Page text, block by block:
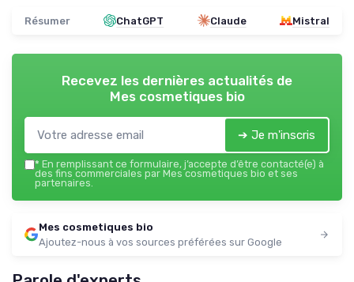
Résumer ChatGPT Claude Mistral
Recevez les dernières actualités de
Mes cosmetiques bio
➔ Je m'inscris
* En remplissant ce formulaire, j’accepte d’être contacté(e) à
des fins commerciales par Mes cosmetiques bio et ses
partenaires.
Mes cosmetiques bio
Ajoutez-nous à vos sources préférées sur Google